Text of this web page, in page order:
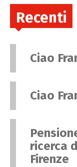
Recenti
Ciao
Ciao
ricerca
Firenze